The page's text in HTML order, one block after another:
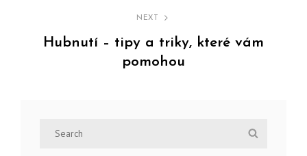
NEXT
Hubnutí – tipy a triky, které vám
pomohou
Search